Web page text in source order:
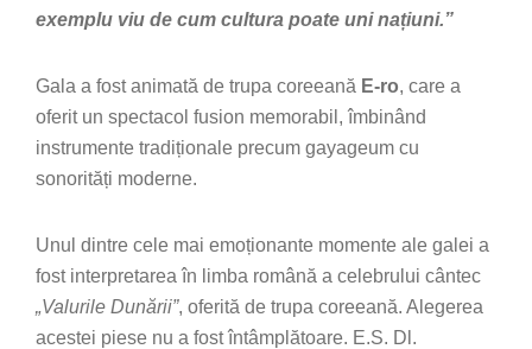
exemplu viu de cum cultura poate uni națiuni.”
Gala a fost animată de trupa coreeană E-ro, care a
oferit un spectacol fusion memorabil, îmbinând
instrumente tradiționale precum gayageum cu
sonorități moderne.
Unul dintre cele mai emoționante momente ale galei a
fost interpretarea în limba română a celebrului cântec
„Valurile Dunării”, oferită de trupa coreeană. Alegerea
acestei piese nu a fost întâmplătoare. E.S. Dl.